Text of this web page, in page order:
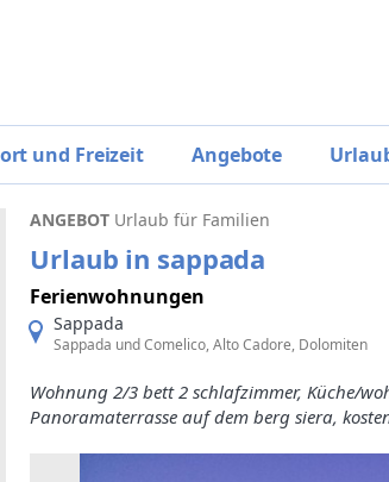
und Freizeit Angebote
ANGEBOT Urlaub für Familien
Urlaub in sappada
Ferienwohnungen
Sappada
Sappada und Comelico, Alto Cadore, Dolomiten
Wohnung 2/3 bett 2 schlafzimmer, Küche/
Panoramaterrasse auf dem berg siera,